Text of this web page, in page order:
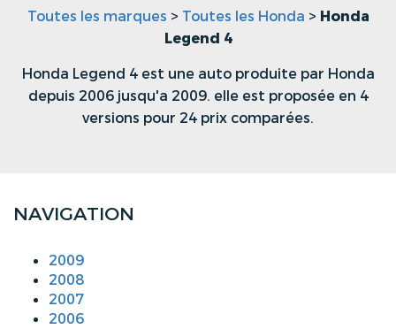
Toutes les marques > Toutes les Honda > Honda
Legend 4
Honda Legend 4 est une auto produite par Honda
depuis 2006 jusqu'a 2009. elle est proposée en 4
versions pour 24 prix comparées.
NAVIGATION
2009
2008
2007
2006